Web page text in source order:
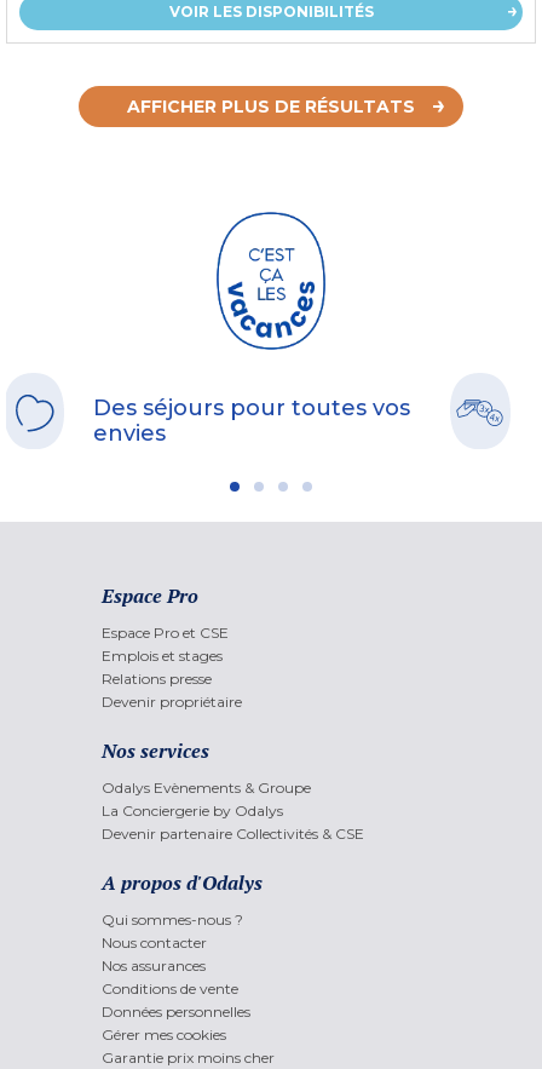
VOIR LES DISPONIBILITÉS
AFFICHER PLUS DE RÉSULTATS
Des séjours pour toutes vos
envies
Espace Pro
Espace Pro et CSE
Emplois et stages
Relations presse
Devenir propriétaire
Nos services
Odalys Evènements & Groupe
La Conciergerie by Odalys
Devenir partenaire Collectivités & CSE
A propos d'Odalys
Qui sommes-nous ?
Nous contacter
Nos assurances
Conditions de vente
Données personnelles
Gérer mes cookies
Garantie prix moins cher